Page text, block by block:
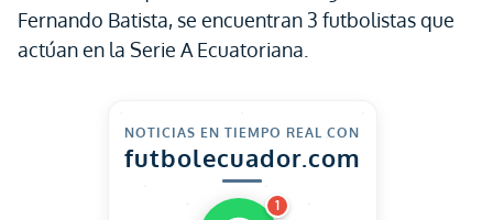
Fernando Batista, se encuentran 3 futbolistas que
actúan en la Serie A Ecuatoriana.
NOTICIAS EN TIEMPO REAL CON
futbolecuador.com
1